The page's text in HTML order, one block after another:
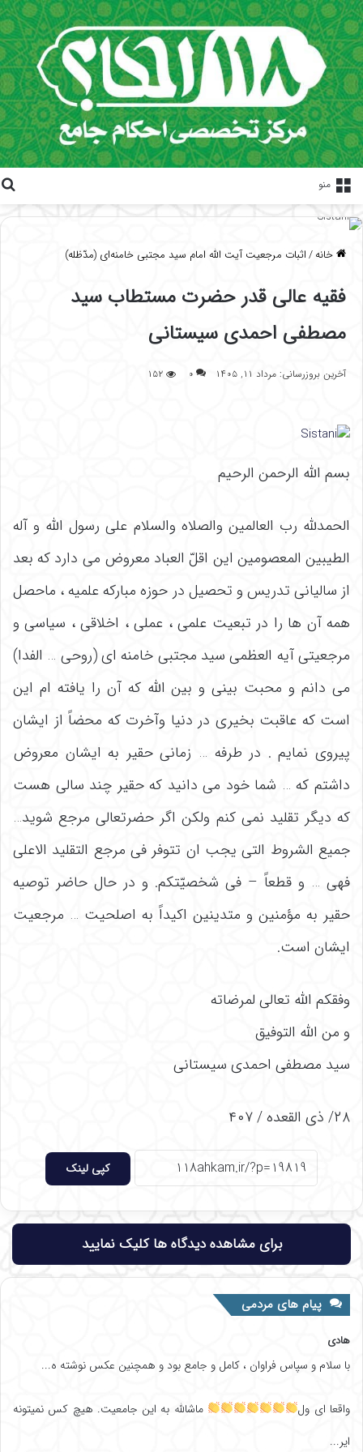
منو
خانه/اثبات مرجعیت آیت الله امام سید مجتبی خامنه‌ای (مدّظله)
فقیه عالی قدر حضرت مستطاب سید
مصطفی احمدی سیستانی
آخرین بروزرسانی: مرداد ۱۱, ۱۴۰۵ ۰ ۱۵۲
بسم اللّه الرحمن الرحیم
الحمدللّه رب العالمین والصلاه والسلام علی رسول اللّه و آله
الطیبین المعصومین این اقلّ العباد معروض می دارد که بعد
از سالیانی تدریس و تحصیل در حوزه مبارکه علمیه ، ماحصل
همه آن ها را در تبعیت علمی ، عملی ، اخلاقی ، سیاسی و
مرجعیتی آیه العظمی سید مجتبی خامنه ای (روحی … الفدا)
می دانم و محبت بینی و بین اللّه که آن را یافته ام این
است که عاقبت بخیری در دنیا وآخرت که محضاً از ایشان
پیروی نمایم . در طرفه … زمانی حقیر به ایشان معروض
داشتم که … شما خود می دانید که حقیر چند سالی هست
که دیگر تقلید نمی کنم ولکن اگر حضرتعالی مرجع شوید…
جمیع الشروط التی یجب ان تتوفر فی مرجع التقلید الاعلی
فهی … و قطعاً – فی شخصیّتکم. و در حال حاضر توصیه
حقیر به مؤمنین و متدینین اکیداً به اصلحیت … مرجعیت
ایشان است.
وفقکم الله تعالی لمرضاته
و من الله التوفیق
سید مصطفی احمدی سیستانی
۲۸/ ذی القعده / ۴۰۷
کپی لینک
برای مشاهده دیدگاه ها کلیک نمایید
پیام های مردمی
هادی
با سلام و سپاس فراوان ، کامل و جامع بود و همچنین عکس نوشته ه...
واقعا ای ول
ماشالله به این جامعیت. هیچ کس نمیتونه
ایر...